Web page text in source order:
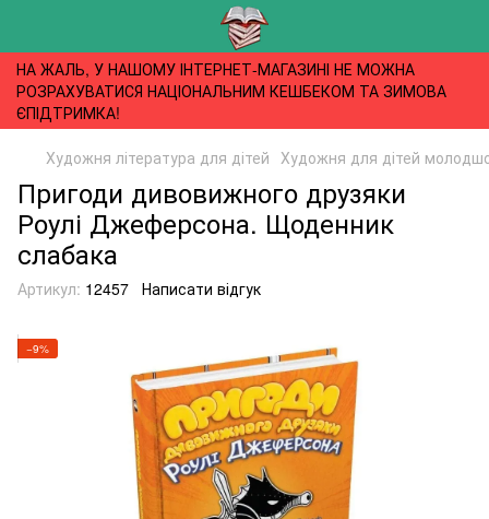
НА ЖАЛЬ, У НАШОМУ ІНТЕРНЕТ-МАГАЗИНІ НЕ МОЖНА
РОЗРАХУВАТИСЯ НАЦІОНАЛЬНИМ КЕШБЕКОМ ТА ЗИМОВА
ЄПІДТРИМКА!
Художня література для дітей Художня для дітей
Пригоди дивовижного друзяки
Роулі Джеферсона. Щоденник
слабака
Артикул: 12457 Написати відгук
−9%